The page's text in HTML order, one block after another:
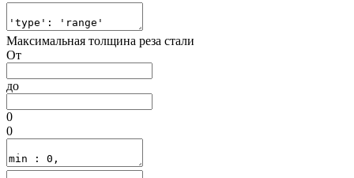
Максимальная толщина реза стали
От
до
0
0